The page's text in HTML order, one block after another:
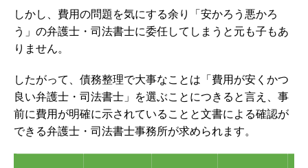
しかし、費用の問題を気にする余り「安かろう悪かろ
う」の弁護士・司法書士に委任してしまうと元も子もあ
りません。
したがって、債務整理で大事なことは「費用が安くかつ
良い弁護士・司法書士」を選ぶことにつきると言え、事
前に費用が明確に示されていることと文書による確認が
できる弁護士・司法書士事務所が求められます。